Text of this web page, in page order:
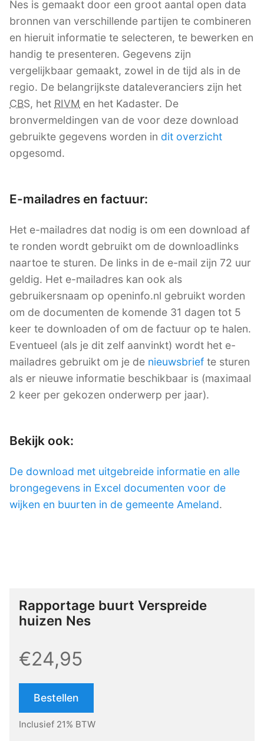
Nes is gemaakt door een groot aantal open data
bronnen van verschillende partijen te combineren
en hieruit informatie te selecteren, te bewerken en
handig te presenteren. Gegevens zijn
vergelijkbaar gemaakt, zowel in de tijd als in de
regio. De belangrijkste dataleveranciers zijn het
CBS, het RIVM en het Kadaster. De
bronvermeldingen van de voor deze download
gebruikte gegevens worden in dit overzicht
opgesomd.
E-mailadres en factuur:
Het e-mailadres dat nodig is om een download af
te ronden wordt gebruikt om de downloadlinks
naartoe te sturen. De links in de e-mail zijn 72 uur
geldig. Het e-mailadres kan ook als
gebruikersnaam op openinfo.nl gebruikt worden
om de documenten de komende 31 dagen tot 5
keer te downloaden of om de factuur op te halen.
Eventueel (als je dit zelf aanvinkt) wordt het e-
mailadres gebruikt om je de nieuwsbrief te sturen
als er nieuwe informatie beschikbaar is (maximaal
2 keer per gekozen onderwerp per jaar).
Bekijk ook:
De download met uitgebreide informatie en alle
brongegevens in Excel documenten voor de
wijken en buurten in de gemeente Ameland.
Rapportage buurt Verspreide
huizen Nes
€24,95
Bestellen
Inclusief 21% BTW